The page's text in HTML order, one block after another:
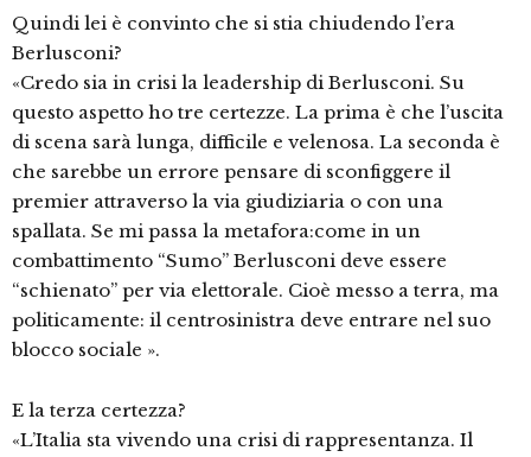
Quindi lei è convinto che si stia chiudendo l’era
Berlusconi?
«Credo sia in crisi la leadership di Berlusconi. Su
questo aspetto ho tre certezze. La prima è che l’uscita
di scena sarà lunga, difficile e velenosa. La seconda è
che sarebbe un errore pensare di sconfiggere il
premier attraverso la via giudiziaria o con una
spallata. Se mi passa la metafora:come in un
combattimento “Sumo” Berlusconi deve essere
“schienato” per via elettorale. Cioè messo a terra, ma
politicamente: il centrosinistra deve entrare nel suo
blocco sociale ».
E la terza certezza?
«L’Italia sta vivendo una crisi di rappresentanza. Il